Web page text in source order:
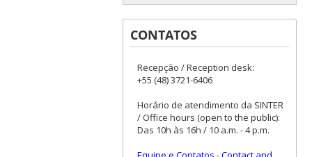
CONTATOS
Recepção / Reception desk:
+55 (48) 3721-6406
Horário de atendimento da SINTER
/ Office hours (open to the public):
Das 10h às 16h / 10 a.m. - 4 p.m.